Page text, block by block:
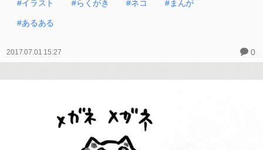
#イラスト
#らくがき #ネコ #まんが
#あるある
2017.07.01 15:27 0